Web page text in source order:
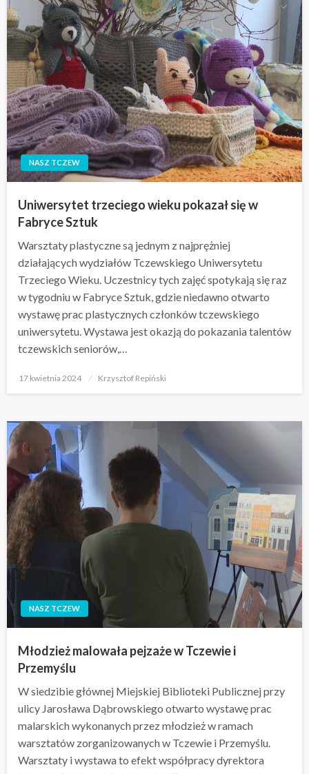
NASZ TCZEW
Uniwersytet trzeciego wieku pokazał się w
Fabryce Sztuk
Warsztaty plastyczne są jednym z najprężniej
działających wydziałów Tczewskiego Uniwersytetu
Trzeciego Wieku. Uczestnicy tych zajęć spotykają się raz
w tygodniu w Fabryce Sztuk, gdzie niedawno otwarto
wystawę prac plastycznych członków tczewskiego
uniwersytetu. Wystawa jest okazją do pokazania talentów
tczewskich seniorów,…
Opublikowane
17 kwietnia 2024 Krzysztof Repiński
NASZ TCZEW
Młodzież malowała pejzaże w Tczewie i
Przemyślu
W siedzibie głównej Miejskiej Biblioteki Publicznej przy
ulicy Jarosława Dąbrowskiego otwarto wystawę prac
malarskich wykonanych przez młodzież w ramach
warsztatów zorganizowanych w Tczewie i Przemyślu.
Warsztaty i wystawa to efekt współpracy dyrektora